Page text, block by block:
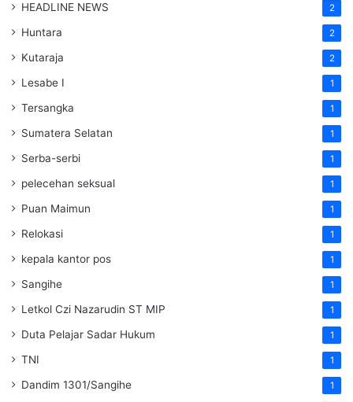
HEADLINE NEWS 2
Huntara 2
Kutaraja 2
Lesabe I 1
Tersangka 1
Sumatera Selatan 1
Serba-serbi 1
pelecehan seksual 1
Puan Maimun 1
Relokasi 1
kepala kantor pos 1
Sangihe 1
Letkol Czi Nazarudin ST MIP 1
Duta Pelajar Sadar Hukum 1
TNI 1
Dandim 1301/Sangihe 1